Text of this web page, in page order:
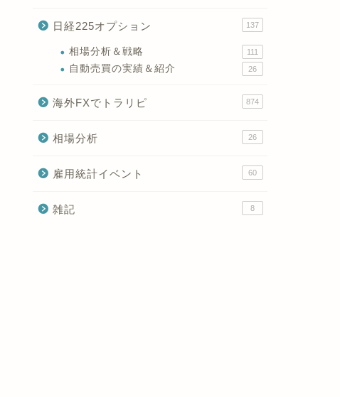
日経225オプション 137
相場分析＆戦略 111
自動売買の実績＆紹介 26
海外FXでトラリピ 874
相場分析 26
雇用統計イベント 60
雑記 8